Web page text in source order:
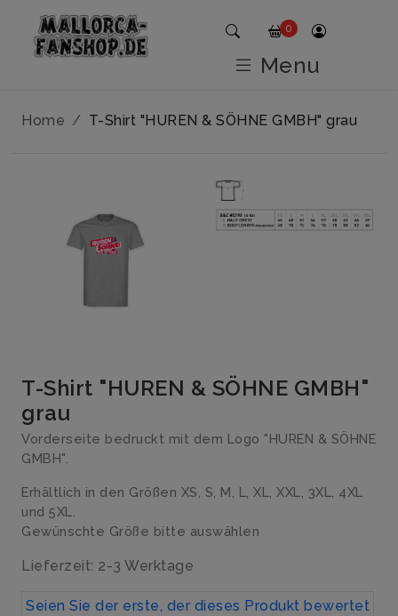
Home T-Shirt "HUREN & SÖHNE GMBH" grau
T-Shirt "HUREN & SÖHNE GMBH"
grau
Vorderseite bedruckt mit dem Logo "HUREN & SÖHNE
GMBH".
Erhältlich in den Größen XS, S, M, L, XL, XXL, 3XL, 4XL
und 5XL.
Gewünschte Größe bitte auswählen
Lieferzeit: 2-3 Werktage
Seien Sie der erste, der dieses Produkt bewertet
0
Menu